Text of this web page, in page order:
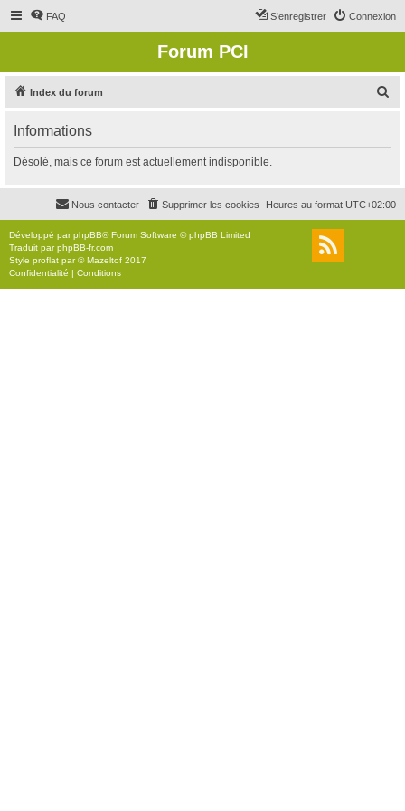
FAQ Connexion
S’enregistrer
Forum PCI
Index du forum
r
c
r
Informations
Désolé, mais ce forum est actuellement indisponible.
Heures au format UTC+02:00
Supprimer les cookies
Nous contacter
Développé parphpBB® Forum Software © phpBB Limited
Traduit parphpBB-fr.com
Style proflat par ©Mazeltof 2017
Confidentialité | Conditions